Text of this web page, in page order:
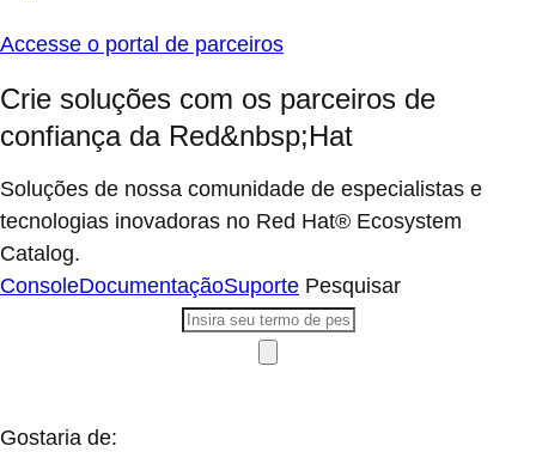
Accesse o portal de parceiros
Crie soluções com os parceiros de
confiança da Red&nbsp;Hat
Soluções de nossa comunidade de especialistas e
tecnologias inovadoras no Red Hat® Ecosystem
Catalog.
ConsoleDocumentaçãoSuporte Pesquisar
Gostaria de: